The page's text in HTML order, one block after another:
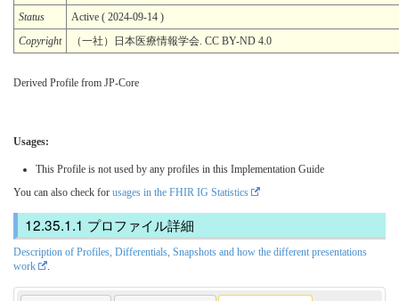
Status
Active ( 2024-09-14 )
Copyright
（一社）日本医療情報学会. CC BY-ND 4.0
Derived Profile from JP-Core
Usages:
This Profile is not used by any profiles in this Implementation Guide
You can also check for usages in the FHIR IG Statistics
プロファイル詳細
Description of Profiles, Differentials, Snapshots and how the different presentations
work
.